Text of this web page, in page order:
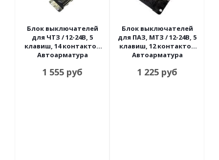
Блок выключателей
для ЧТЗ / 12-24В, 5
клавиш, 14 контактов
Автоарматура
1 555 руб
Блок выключателей
для ПАЗ, МТЗ / 12-24В, 5
клавиш, 12 контактов
Автоарматура
1 225 руб